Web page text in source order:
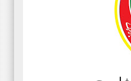
تحریک،جناب حافظ
جنرل
مصطفائی